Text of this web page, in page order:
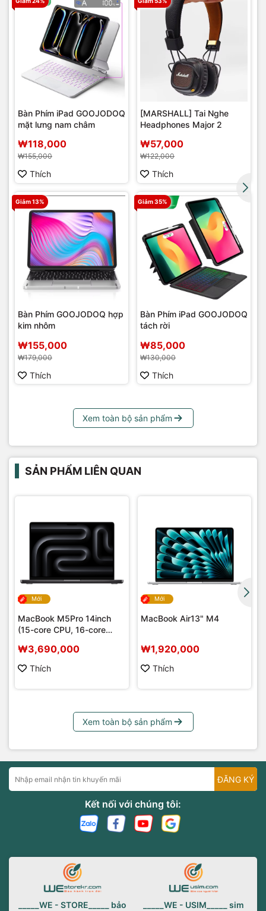
Bàn Phím iPad GOOJODOQ
mặt lưng nam châm
₩118,000
₩155,000
Thích
[MARSHALL] Tai Nghe
Headphones Major 2
₩57,000
₩122,000
Thích
Giảm 13%
Bàn Phím GOOJODOQ hợp
kim nhôm
₩155,000
₩179,000
Thích
Giảm 35%
Bàn Phím iPad GOOJODOQ
tách rời
₩85,000
₩130,000
Thích
Xem toàn bộ sản phẩm
SẢN PHẨM LIÊN QUAN
Mới
MacBook M5Pro 14inch
(15-core CPU, 16-core
₩3,690,000
Thích
Mới
MacBook Air13" M4
₩1,920,000
Thích
Xem toàn bộ sản phẩm
ĐĂNG KÝ
Kết nối với chúng tôi:
_____WE - STORE_____ bảo
_____WE - USIM_____ sim